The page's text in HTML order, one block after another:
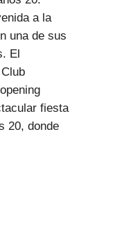
a la
una de sus
El
fiesta
20, donde